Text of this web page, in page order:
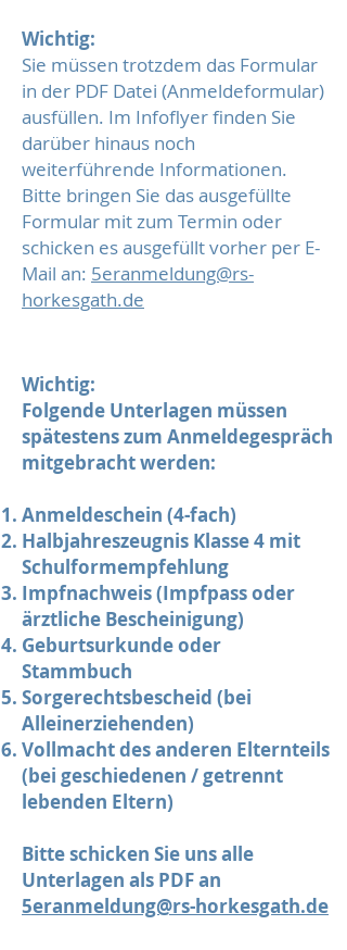
Wichtig:
Sie müssen trotzdem das Formular
in der PDF Datei (Anmeldeformular)
ausfüllen. Im Infoflyer finden Sie
darüber hinaus noch
weiterführende Informationen.
Bitte bringen Sie das ausgefüllte
Formular mit zum Termin oder
schicken es ausgefüllt vorher per E-
Mail an: 5eranmeldung@rs-
horkesgath.de
Wichtig:
Folgende Unterlagen müssen
spätestens zum Anmeldegespräch
mitgebracht werden:
Anmeldeschein (4-fach)
Halbjahreszeugnis Klasse 4 mit
Schulformempfehlung
Impfnachweis (Impfpass oder
ärztliche Bescheinigung)
Geburtsurkunde oder
Stammbuch
Sorgerechtsbescheid (bei
Alleinerziehenden)
Vollmacht des anderen Elternteils
(bei geschiedenen / getrennt
lebenden Eltern)
Bitte schicken Sie uns alle
Unterlagen als PDF an
5eranmeldung@rs-horkesgath.de